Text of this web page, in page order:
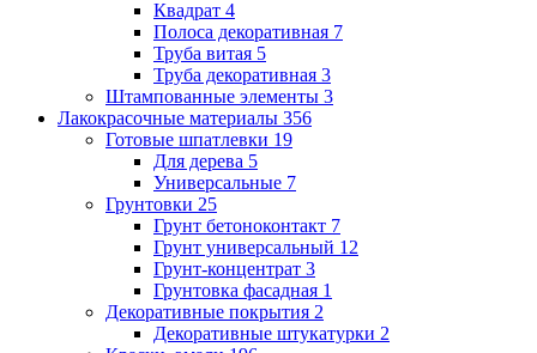
Квадрат 4
Полоса декоративная 7
Труба витая 5
Труба декоративная 3
Штампованные элементы 3
Лакокрасочные материалы 356
Готовые шпатлевки 19
Для дерева 5
Универсальные 7
Грунтовки 25
Грунт бетоноконтакт 7
Грунт универсальный 12
Грунт-концентрат 3
Грунтовка фасадная 1
Декоративные покрытия 2
Декоративные штукатурки 2